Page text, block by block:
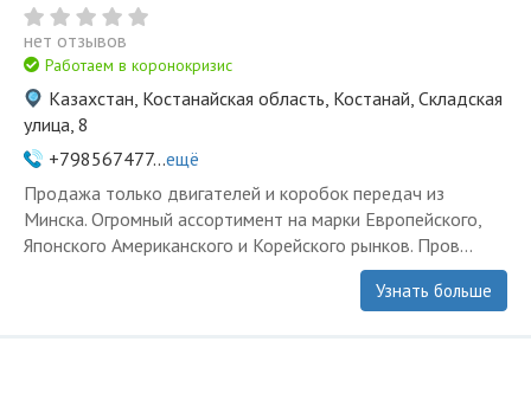
нет отзывов
Работаем в коронокризис
Казахстан, Костанайская область, Костанай, Складская
улица, 8
+798567477...ещё
Продажа только двигателей и коробок передач из
Минска. Огромный ассортимент на марки Европейского,
Японского Американского и Корейского рынков. Пров...
Узнать больше